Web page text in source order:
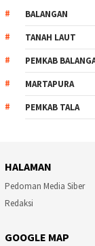
BALANGAN
TANAH LAUT
PEMKAB
MARTAPURA
PEMKAB TALA
HALAMAN
Pedoman Media Siber
Redaksi
GOOGLE MAP